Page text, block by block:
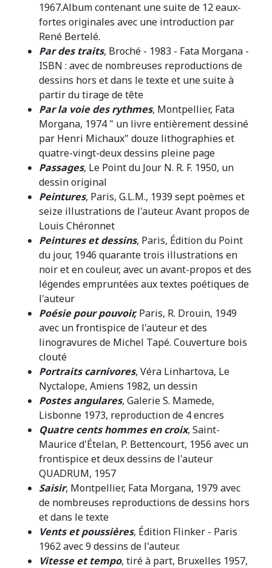
1967.Album contenant une suite de 12 eaux-
fortes originales avec une introduction par
René Bertelé.
Par des traits, Broché - 1983 - Fata Morgana -
ISBN : avec de nombreuses reproductions de
dessins hors et dans le texte et une suite à
partir du tirage de tête
Par la voie des rythmes, Montpellier, Fata
Morgana, 1974 " un livre entièrement dessiné
par Henri Michaux" douze lithographies et
quatre-vingt-deux dessins pleine page
Passages, Le Point du Jour N. R. F. 1950, un
dessin original
Peintures, Paris, G.L.M., 1939 sept poèmes et
seize illustrations de l'auteur. Avant propos de
Louis Chéronnet
Peintures et dessins, Paris, Édition du Point
du jour, 1946 quarante trois illustrations en
noir et en couleur, avec un avant-propos et des
légendes empruntées aux textes poétiques de
l'auteur
Poésie pour pouvoir, Paris, R. Drouin, 1949
avec un frontispice de l'auteur et des
linogravures de Michel Tapé. Couverture bois
clouté
Portraits carnivores, Véra Linhartova, Le
Nyctalope, Amiens 1982, un dessin
Postes angulares, Galerie S. Mamede,
Lisbonne 1973, reproduction de 4 encres
Quatre cents hommes en croix, Saint-
Maurice d'Ételan, P. Bettencourt, 1956 avec un
frontispice et deux dessins de l'auteur
QUADRUM, 1957
Saisir, Montpellier, Fata Morgana, 1979 avec
de nombreuses reproductions de dessins hors
et dans le texte
Vents et poussières, Édition Flinker - Paris
1962 avec 9 dessins de l'auteur.
Vitesse et tempo, tiré à part, Bruxelles 1957,